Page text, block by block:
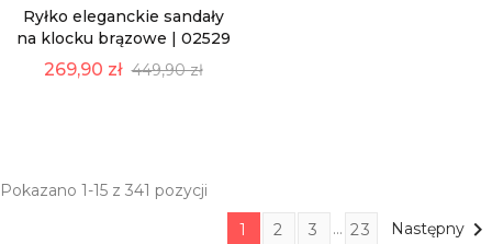
Ryłko eleganckie sandały
na klocku brązowe | 02529
269,90 zł 449,90 zł
Pokazano 1-15 z 341 pozycji
1
2 3 … 23 Następny 